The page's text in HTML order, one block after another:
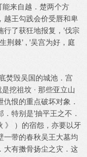
来自越．楚两个方
越王勾践会价受唇和卑
了获狂地报复，’伐宗
荆棘’ , ’吴宫为好，庭
焚毁吴国的城池．宫
挖祖坟 · 那些亚立山
恨的重点破坏对象．
特别是’抽平王之不．
》 ）的宿怨，亦要以牙
一带的春秋吴王大墓均
大有擞骨扬尘之灾．这